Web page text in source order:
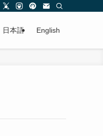
日本語 English